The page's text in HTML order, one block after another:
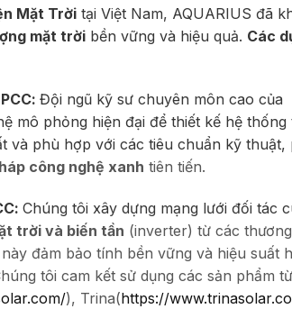
Mặt Trời tại Việt Nam, AQUARIUS đã
mặt trời bền vững và hiệu quả. Các
: Đội ngũ kỹ sư chuyên môn cao của
mô phỏng hiện đại để thiết kế hệ thống
và phù hợp với các tiêu chuẩn kỹ thuật,
công nghệ xanh tiên tiến.
: Chúng tôi xây dựng mạng lưới đối tác
trời và biến tần (inverter) từ các
đảm bảo tính bền vững và hiệu suất
tôi cam kết sử dụng các sản phẩm
), Trina(https://